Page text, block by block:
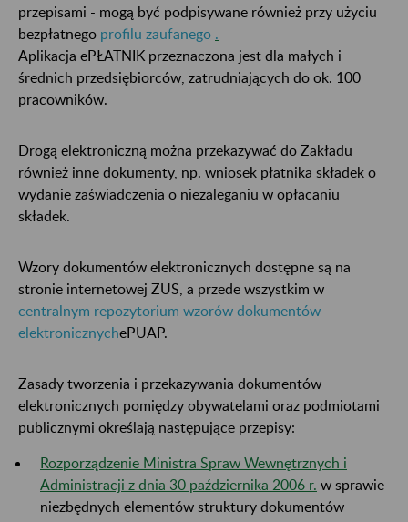
przepisami - mogą być podpisywane również przy użyciu
bezpłatnego profilu zaufanego .
Aplikacja ePŁATNIK przeznaczona jest dla małych i
średnich przedsiębiorców, zatrudniających do ok. 100
pracowników.
Drogą elektroniczną można przekazywać do Zakładu
również inne dokumenty, np. wniosek płatnika składek o
wydanie zaświadczenia o niezaleganiu w opłacaniu
składek.
Wzory dokumentów elektronicznych dostępne są na
stronie internetowej ZUS, a przede wszystkim w
centralnym repozytorium wzorów dokumentów
elektronicznychePUAP.
Zasady tworzenia i przekazywania dokumentów
elektronicznych pomiędzy obywatelami oraz podmiotami
publicznymi określają następujące przepisy:
Rozporządzenie Ministra Spraw Wewnętrznych i
Administracji z dnia 30 października 2006 r. w sprawie
niezbędnych elementów struktury dokumentów